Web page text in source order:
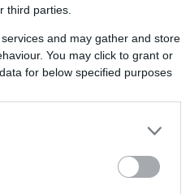
third parties.
and may gather and store
You may click to grant or
for below specified purposes
περισσότερο
Πρόσθεσέ το στην